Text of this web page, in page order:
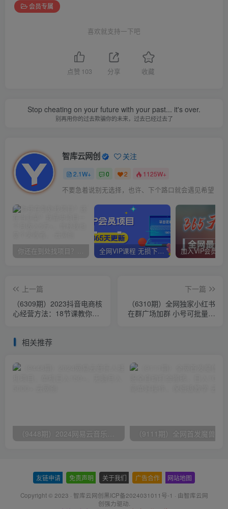
会员专属
喜欢就支持一下吧
点赞 103 分享 收藏
Stop cheating on your future with your past... it's over.
别再用你的过去欺骗你的未来，过去已经过去了
智库云网创 关注
2.1W+ 0 2 1125W+
不要急着说别无选择，也许、下个路口就会遇见希望
你还在到处找项目？还在当韭菜？我靠卖项目一个月收入5万+，曾经我也是个失败者。 全网VIP课程 无损下载~
上一篇
（6309期）2023抖音电商核
心经营方法：18节课教你玩
下一篇
（6310期）全网独家小红书
在群广场加群 小号可批量操
相关推荐
友链申请 免责声明 关于我们 广告合作 网站地图
Copyright © 2023 · 智库云网创黑ICP备2024031011号-1 · 由智库云网
创强力驱动.